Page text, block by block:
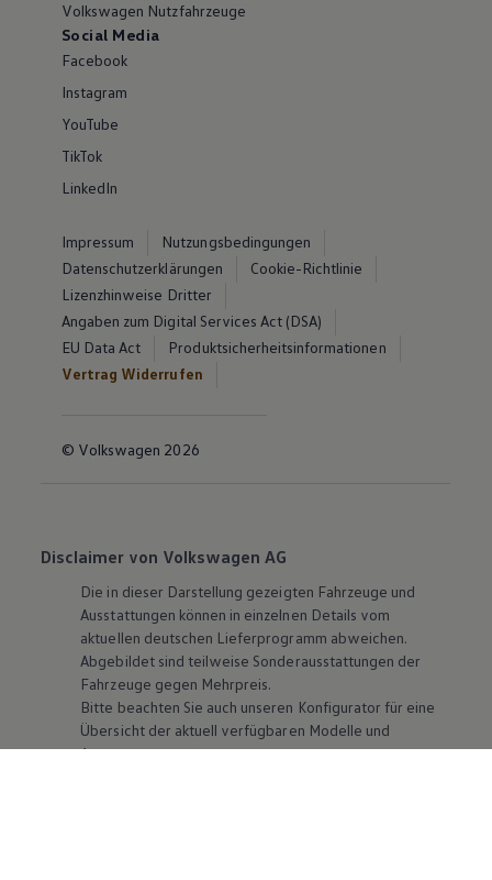
Volkswagen Nutzfahrzeuge
Social Media
Facebook
Instagram
YouTube
TikTok
LinkedIn
Impressum
Nutzungsbedingungen
Datenschutzerklärungen
Cookie-Richtlinie
Lizenzhinweise Dritter
Angaben zum Digital Services Act (DSA)
EU Data Act
Produktsicherheitsinformationen
Vertrag Widerrufen
© Volkswagen 2026
Disclaimer von Volkswagen AG
Die in dieser Darstellung gezeigten Fahrzeuge und
Ausstattungen können in einzelnen Details vom
aktuellen deutschen Lieferprogramm abweichen.
Abgebildet sind teilweise Sonderausstattungen der
Fahrzeuge gegen Mehrpreis.
Bitte beachten Sie auch unseren Konfigurator für eine
Übersicht der aktuell verfügbaren Modelle und
Ausstattungen.